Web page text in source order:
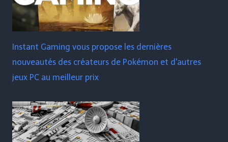
Instant Gaming vous propose les dernières
nouveautés des créateurs de Pokémon et d'autres
jeux PC au meilleur prix